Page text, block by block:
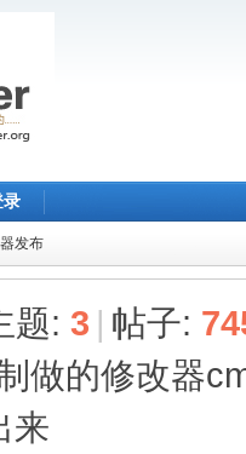
录
发布
题: 3 | 帖子:
做的修改器
来